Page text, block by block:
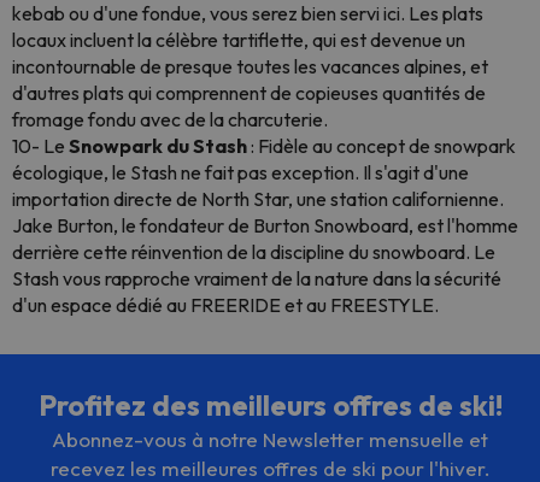
kebab ou d'une fondue, vous serez bien servi ici. Les plats
locaux incluent la célèbre tartiflette, qui est devenue un
incontournable de presque toutes les vacances alpines, et
d'autres plats qui comprennent de copieuses quantités de
fromage fondu avec de la charcuterie.
10- Le Snowpark du Stash: Fidèle au concept de snowpark
écologique, le Stash ne fait pas exception. Il s'agit d'une
importation directe de North Star, une station californienne.
Jake Burton, le fondateur de Burton Snowboard, est l'homme
derrière cette réinvention de la discipline du snowboard. Le
Stash vous rapproche vraiment de la nature dans la sécurité
d'un espace dédié au FREERIDE et au FREESTYLE.
Profitez des meilleurs offres de ski!
Abonnez-vous à notre Newsletter mensuelle et
recevez les meilleures offres de ski pour l'hiver.